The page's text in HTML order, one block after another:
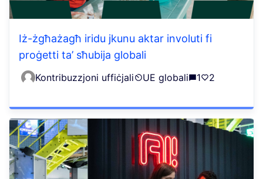
Iż-żgħażagħ iridu jkunu aktar involuti fi
proġetti ta’ sħubija globali
Kontribuzzjoni uffiċjali UE globali 1 2